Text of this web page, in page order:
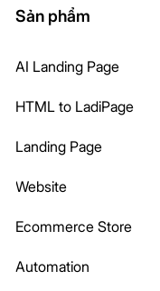
Sản phẩm
AI Landing Page
HTML to LadiPage
Landing Page
Website
Ecommerce Store
Automation